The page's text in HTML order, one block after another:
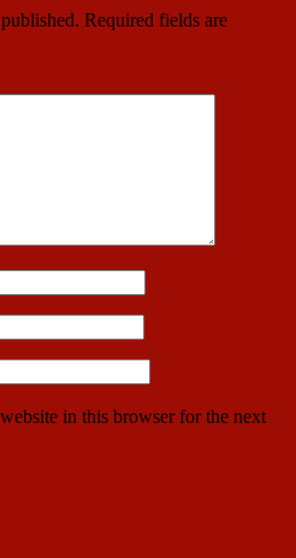
Required fields are
in this browser for the next